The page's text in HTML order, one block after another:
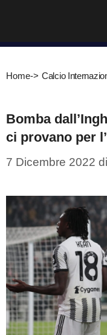
contenuto
Home-> Calcio
Bomba
ci provano per
7 Dicembre 2022 di